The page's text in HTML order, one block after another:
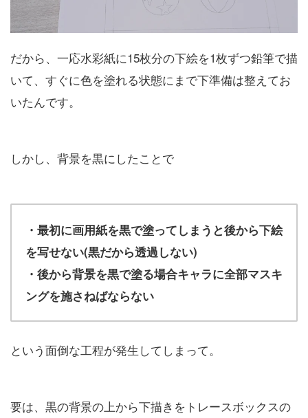
だから、一応水彩紙に15枚分の下絵を1枚ずつ鉛筆で描
いて、すぐに色を塗れる状態にまで下準備は整えてお
いたんです。
しかし、背景を黒にしたことで
・最初に画用紙を黒で塗ってしまうと後から下絵
を写せない(黒だから透過しない)
・後から背景を黒で塗る場合キャラに全部マスキ
ングを施さねばならない
という面倒な工程が発生してしまって。
要は、黒の背景の上から下描きをトレースボックスの